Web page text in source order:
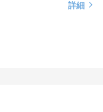
詳細